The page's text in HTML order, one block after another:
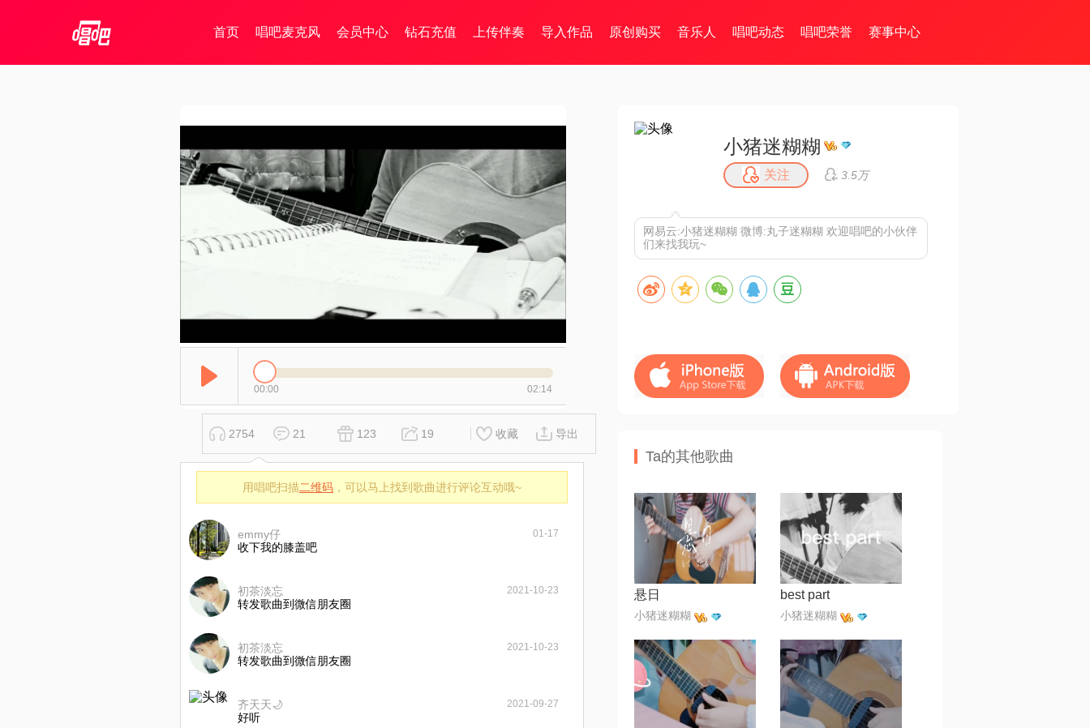
首页 唱吧麦克风 会员中心 钻石充值 上传伴奏 导入作品 原创购买 音乐人 唱吧动态 唱吧荣誉 赛事中心
00:00 02:14
2754 21 123 19 收藏 导出
用唱吧扫描二维码 ，可以马上找到歌曲进行评论互动哦~
emmy仔 01-17
收下我的膝盖吧
初茶淡忘 2021-10-23
转发歌曲到微信朋友圈
初茶淡忘 2021-10-23
转发歌曲到微信朋友圈
齐天天🌙 2021-09-27
好听
小猪迷糊糊
关注 3.5万
网易云:小猪迷糊糊 微博:丸子迷糊糊 欢迎唱吧的小伙伴
们来找我玩~
Ta的其他歌曲
悬日
小猪迷糊糊
best part
小猪迷糊糊